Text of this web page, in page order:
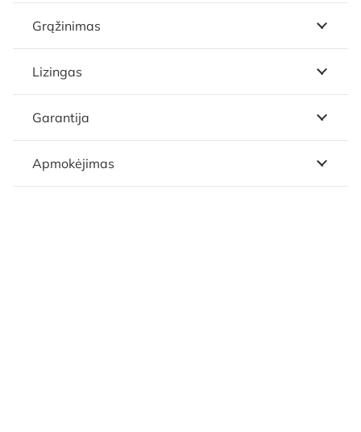
Grąžinimas
Lizingas
Garantija
Apmokėjimas